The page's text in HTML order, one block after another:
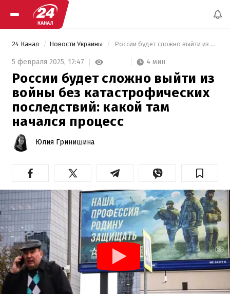
24 Канал Новости Украины России будет сложно выйти из войны без катастрофических последствий: какой там начался процесс
5 февраля 2025, 12:47 4 мин
России будет сложно выйти из
войны без катастрофических
последствий: какой там
начался процесс
Юлия Гринишина